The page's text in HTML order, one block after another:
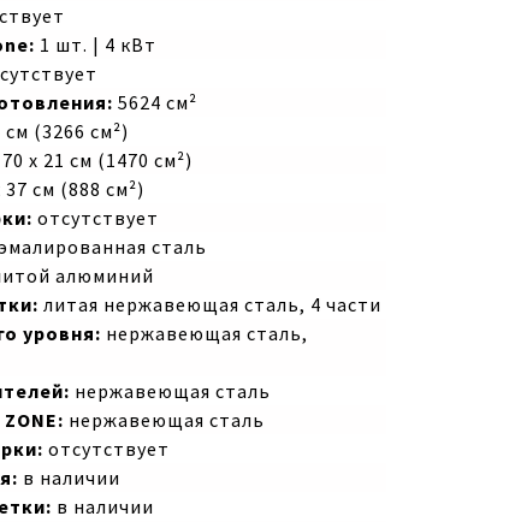
1 шт. | 4 кВт
5624 см²
см (3266 см²)
70 х 21 см (1470 см²)
37 см (888 см²)
отсутствует
эмалированная сталь
алюминий
литая нержавеющая сталь, 4 части
уровня: нержавеющая сталь,
нержавеющая сталь
нержавеющая сталь
отсутствует
в наличии
в наличии